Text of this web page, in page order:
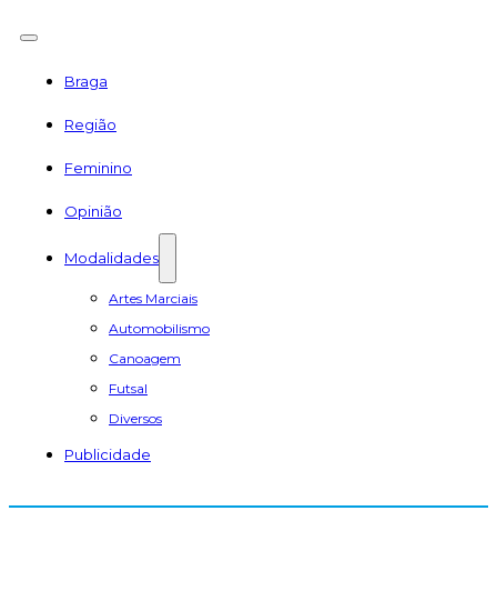
Braga
Região
Feminino
Opinião
Modalidades
Artes Marciais
Automobilismo
Canoagem
Futsal
Diversos
Publicidade